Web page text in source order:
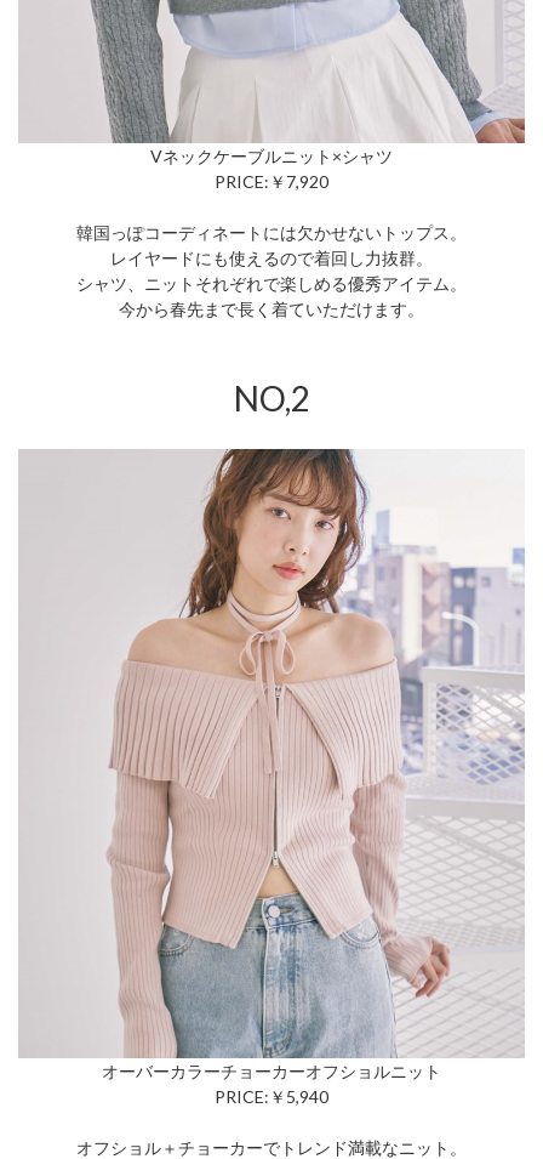
Vネックケーブルニット×シャツ
PRICE:￥7,920
韓国っぽコーディネートには欠かせないトップス。
レイヤードにも使えるので着回し力抜群。
シャツ、ニットそれぞれで楽しめる優秀アイテム。
今から春先まで長く着ていただけます。
NO,2
オーバーカラーチョーカーオフショルニット
PRICE:￥5,940
オフショル＋チョーカーでトレンド満載なニット。